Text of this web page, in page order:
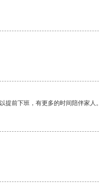
前下班，有更多的时间陪伴家人。